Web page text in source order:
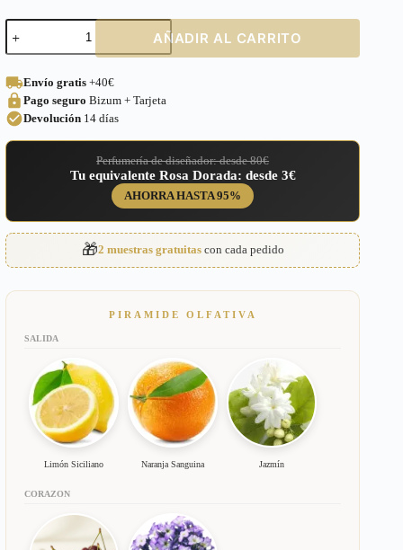
Perfume
equivalente
a
by
Dolce
&
para
AÑADIR AL CARRITO
Envío gratis +40€
Pago seguro Bizum + Tarjeta
Devolución 14 días
Perfumería de diseñador: desde 80€
Tu equivalente Rosa Dorada: desde 3€
AHORRA HASTA 95%
🎁2 muestras gratuitascon cada pedido
PIRAMIDE OLFATIVA
SALIDA
Limón Siciliano Naranja Sanguina Jazmín
CORAZON